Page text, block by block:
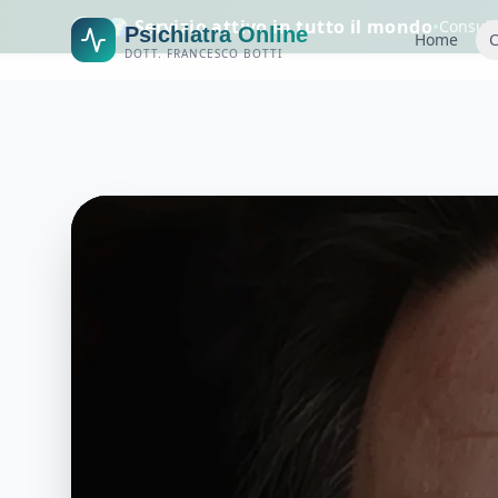
🌍 Servizio attivo in tutto il mondo•
Psichiatra Online
DOTT. FRANCESCO BOTTI
Home